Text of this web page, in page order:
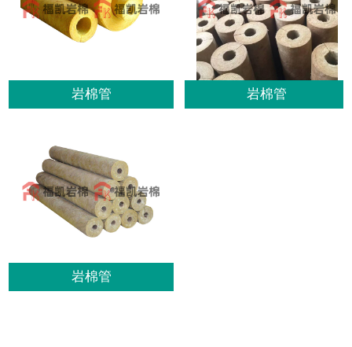
岩棉管 岩棉管
岩棉管